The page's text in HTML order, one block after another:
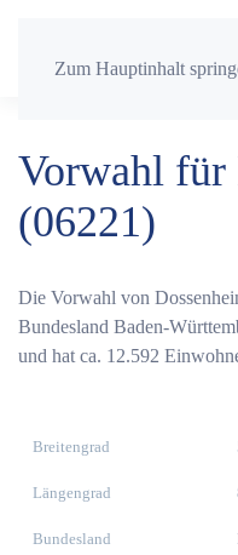
Zum Hauptinhalt
Vorwahl für
(06221)
Die Vorwahl von
Bundesland Baden-
und hat ca. 12.592
Breitengrad
Längengrad
Bundesland